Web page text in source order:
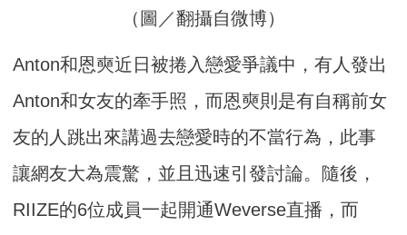
（圖／翻攝自微博）
Anton和恩奭近日被捲入戀愛爭議中，有人發出
Anton和女友的牽手照，而恩奭則是有自稱前女
友的人跳出來講過去戀愛時的不當行為，此事
讓網友大為震驚，並且迅速引發討論。隨後，
RIIZE的6位成員一起開通Weverse直播，而